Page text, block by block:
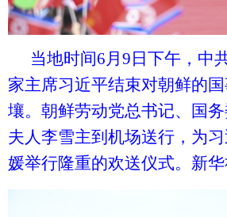
当地时间6月9日下午，中
家主席习近平结束对朝鲜的
壤。朝鲜劳动党总书记、国
夫人李雪主到机场送行，为
媛举行隆重的欢送仪式。新